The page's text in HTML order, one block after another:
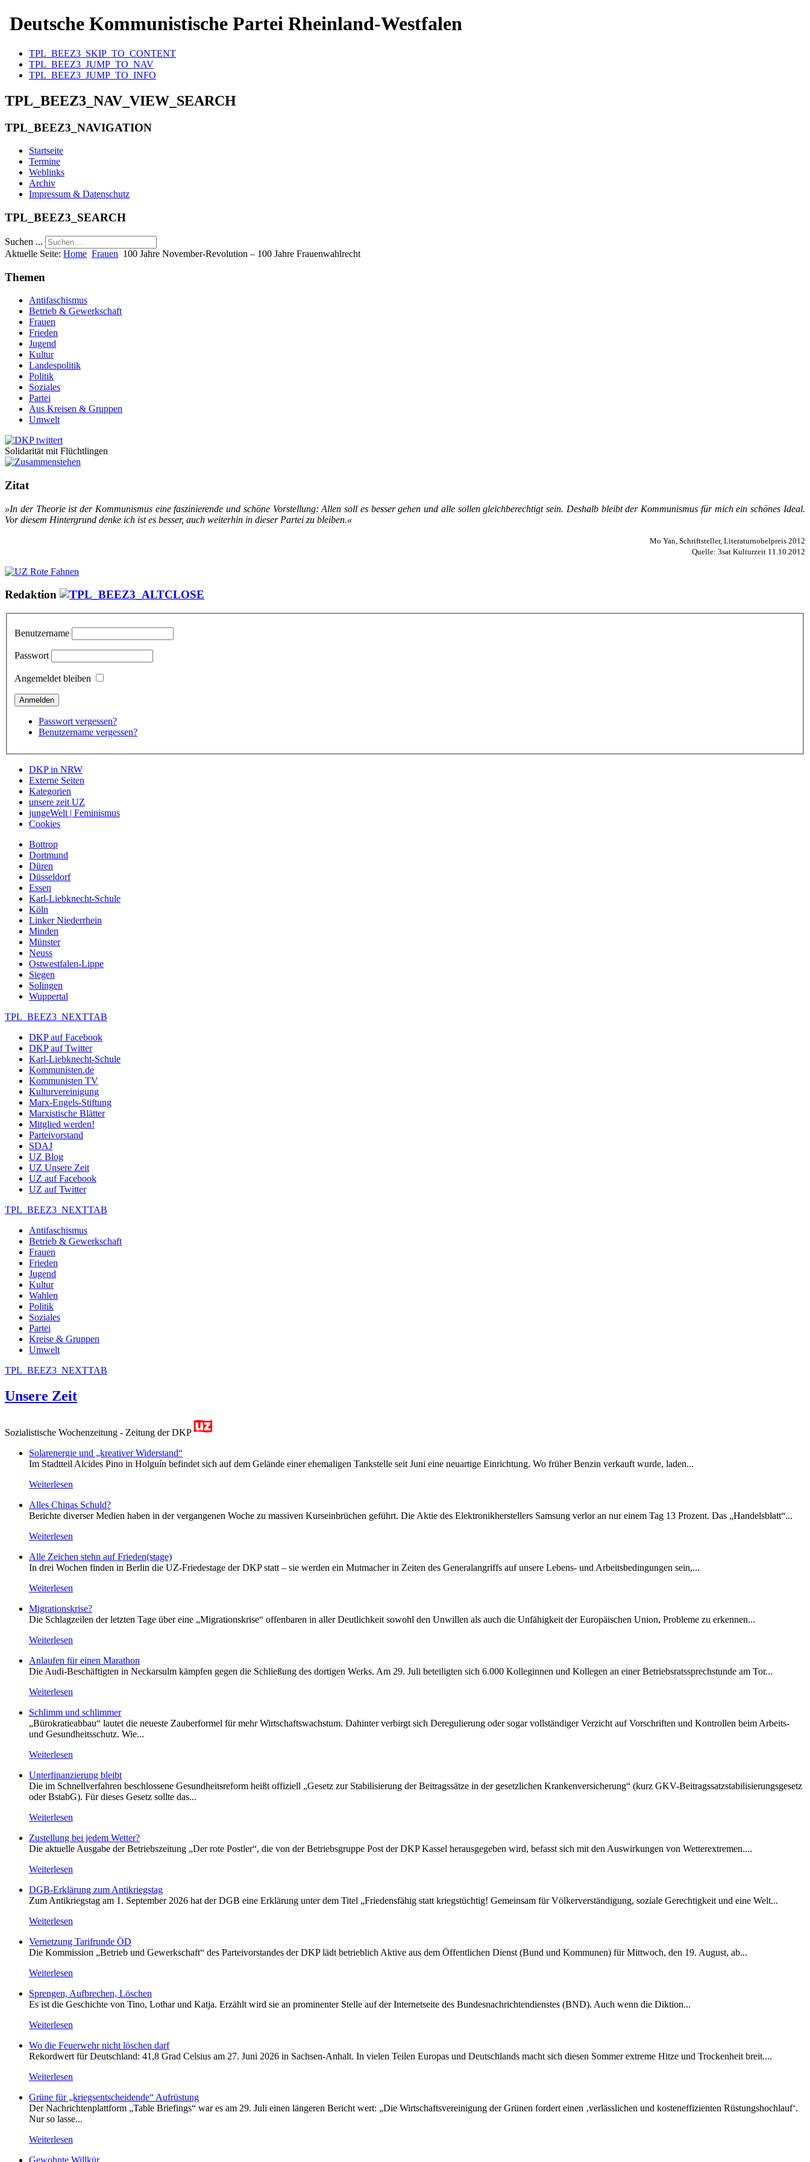
Deutsche Kommunistische Partei Rheinland-Westfalen
TPL_BEEZ3_SKIP_TO_CONTENT
TPL_BEEZ3_JUMP_TO_NAV
TPL_BEEZ3_JUMP_TO_INFO
TPL_BEEZ3_NAV_VIEW_SEARCH
TPL_BEEZ3_NAVIGATION
Startseite
Termine
Weblinks
Archiv
Impressum & Datenschutz
TPL_BEEZ3_SEARCH
Suchen ...
Aktuelle Seite: Home Frauen 100 Jahre November-Revolution – 100 Jahre Frauenwahlrecht
Themen
Antifaschismus
Betrieb & Gewerkschaft
Frauen
Frieden
Jugend
Kultur
Landespolitik
Politik
Soziales
Partei
Aus Kreisen & Gruppen
Umwelt
Solidarität mit Flüchtlingen
Zitat
»In der Theo­rie ist der Kom­­mu­­nis­­mus ei­ne fas­zi­­nie­­ren­de und schö­ne Vor­stel­­lung: Al­len soll es bes­ser ge­hen und al­le sol­len gleich­be­rech­­tigt sein. Des­halb bleibt der Kom­­mu­­nis­­mus für mich ein schö­nes Ide­al.
Vor die­sem Hin­ter­grund den­ke ich ist es bes­ser, auch wei­ter­hin in die­ser Par­tei zu blei­ben.«
Mo Yan, Schriftsteller, Literaturnobelpreis 2012
Quelle: 3sat Kulturzeit 11.10.2012
Redaktion
Benutzername
Passwort
Angemeldet bleiben
Passwort vergessen?
Benutzername vergessen?
DKP in NRW
Externe Seiten
Kategorien
unsere zeit UZ
jungeWelt | Feminismus
Cookies
Bottrop
Dortmund
Düren
Düsseldorf
Essen
Karl-Liebknecht-Schule
Köln
Linker Niederrhein
Minden
Münster
Neuss
Ostwestfalen-Lippe
Siegen
Solingen
Wuppertal
TPL_BEEZ3_NEXTTAB
DKP auf Facebook
DKP auf Twitter
Karl-Liebknecht-Schule
Kommunisten.de
Kommunisten TV
Kulturvereinigung
Marx-Engels-Stiftung
Marxistische Blätter
Mitglied werden!
Parteivorstand
SDAJ
UZ Blog
UZ Unsere Zeit
UZ auf Facebook
UZ auf Twitter
TPL_BEEZ3_NEXTTAB
Antifaschismus
Betrieb & Gewerkschaft
Frauen
Frieden
Jugend
Kultur
Wahlen
Politik
Soziales
Partei
Kreise & Gruppen
Umwelt
TPL_BEEZ3_NEXTTAB
Unsere Zeit
Sozialistische Wochenzeitung - Zeitung der DKP
Solarenergie und „kreativer Widerstand“
Im Stadtteil Alcides Pino in Holguín befindet sich auf dem Gelände einer ehemaligen Tankstelle seit Juni eine neuartige Einrichtung. Wo früher Benzin verkauft wurde, laden...
Weiterlesen
Alles Chinas Schuld?
Berichte diverser Medien haben in der vergangenen Woche zu massiven Kurseinbrüchen geführt. Die Aktie des Elektronikherstellers Samsung verlor an nur einem Tag 13 Prozent. Das „Handelsblatt“...
Weiterlesen
Alle Zeichen stehn auf Frieden(stage)
In drei Wochen finden in Berlin die UZ-Friedestage der DKP statt – sie werden ein Mutmacher in Zeiten des Generalangriffs auf unsere Lebens- und Arbeitsbedingungen sein,...
Weiterlesen
Migrationskrise?
Die Schlagzeilen der letzten Tage über eine „Migrationskrise“ offenbaren in aller Deutlichkeit sowohl den Unwillen als auch die Unfähigkeit der Europäischen Union, Probleme zu erkennen...
Weiterlesen
Anlaufen für einen Marathon
Die Audi-Beschäftigten in Neckarsulm kämpfen gegen die Schließung des dortigen Werks. Am 29. Juli beteiligten sich 6.000 Kolleginnen und Kollegen an einer Betriebsratssprechstunde am Tor...
Weiterlesen
Schlimm und schlimmer
„Bürokratieabbau“ lautet die neueste Zauberformel für mehr Wirtschaftswachstum. Dahinter verbirgt sich Deregulierung oder sogar vollständiger Verzicht auf Vorschriften und Kontrollen beim Arbeits-
und Gesundheitsschutz. Wie...
Weiterlesen
Unterfinanzierung bleibt
Die im Schnellverfahren beschlossene Gesundheitsreform heißt offiziell „Gesetz zur Stabilisierung der Beitragssätze in der gesetzlichen Krankenversicherung“ (kurz GKV-Beitragssatzstabilisierungsgesetz
oder BstabG). Für dieses Gesetz sollte das...
Weiterlesen
Zustellung bei jedem Wetter?
Die aktuelle Ausgabe der Betriebszeitung „Der rote Postler“, die von der Betriebsgruppe Post der DKP Kassel herausgegeben wird, befasst sich mit den Auswirkungen von Wetterextremen....
Weiterlesen
DGB-Erklärung zum Antikriegstag
Zum Antikriegstag am 1. September 2026 hat der DGB eine Erklärung unter dem Titel „Friedensfähig statt kriegstüchtig! Gemeinsam für Völkerverständigung, soziale Gerechtigkeit und eine Welt...
Weiterlesen
Vernetzung Tarifrunde ÖD
Die Kommission „Betrieb und Gewerkschaft“ des Parteivorstandes der DKP lädt betrieblich Aktive aus dem Öffentlichen Dienst (Bund und Kommunen) für Mittwoch, den 19. August, ab...
Weiterlesen
Sprengen, Aufbrechen, Löschen
Es ist die Geschichte von Tino, Lothar und Katja. Erzählt wird sie an prominenter Stelle auf der Internetseite des Bundesnachrichtendienstes (BND). Auch wenn die Diktion...
Weiterlesen
Wo die Feuerwehr nicht löschen darf
Rekordwert für Deutschland: 41,8 Grad Celsius am 27. Juni 2026 in Sachsen-Anhalt. In vielen Teilen Europas und Deutschlands macht sich diesen Sommer extreme Hitze und Trockenheit breit....
Weiterlesen
Grüne für „kriegsentscheidende“ Aufrüstung
Der Nachrichtenplattform „Table Briefings“ war es am 29. Juli einen längeren Bericht wert: „Die Wirtschaftsvereinigung der Grünen fordert einen ‚verlässlichen und kosteneffizienten Rüstungshochlauf‘.
Nur so lasse...
Weiterlesen
Gewohnte Willkür